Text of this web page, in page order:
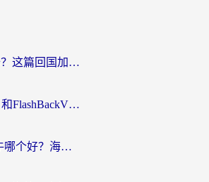
美国看世界杯总卡？这篇回国加速器指南帮你无缝刷国内资源（附苹果手机VPN设置步骤）
穿梭VPN好用吗？和FlashBackVPN对比哪个回国效果更好？
Quickback和小黑牛哪个好？海外党亲测指南，选对回国加速器秒回国内